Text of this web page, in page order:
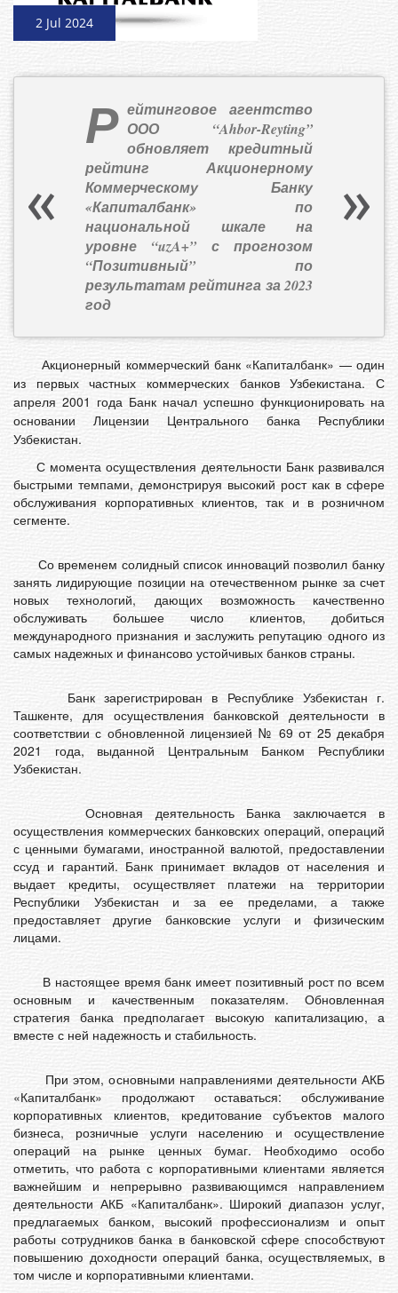
2 Jul 2024
Р ейтинговое агентство
ООО “Ahbor-Reyting”
обновляет кредитный
рейтинг Акционерному
Коммерческому Банку
«Капиталбанк» по
национальной шкале на
уровне “uzA+” с прогнозом
“Позитивный” по
результатам рейтинга за 2023
год
Акционерный коммерческий банк «Капиталбанк» — один
из первых частных коммерческих банков Узбекистана. С
апреля 2001 года Банк начал успешно функционировать на
основании Лицензии Центрального банка Республики
Узбекистан.
С момента осуществления деятельности Банк развивался
быстрыми темпами, демонстрируя высокий рост как в сфере
обслуживания корпоративных клиентов, так и в розничном
сегменте.
Со временем солидный список инноваций позволил банку
занять лидирующие позиции на отечественном рынке за счет
новых технологий, дающих возможность качественно
обслуживать большее число клиентов, добиться
международного признания и заслужить репутацию одного из
самых надежных и финансово устойчивых банков страны.
Банк зарегистрирован в Республике Узбекистан г.
Ташкенте, для осуществления банковской деятельности в
соответствии с обновленной лицензией № 69 от 25 декабря
2021 года, выданной Центральным Банком Республики
Узбекистан.
Основная деятельность Банка заключается в
осуществления коммерческих банковских операций, операций
с ценными бумагами, иностранной валютой, предоставлении
ссуд и гарантий. Банк принимает вкладов от населения и
выдает кредиты, осуществляет платежи на территории
Республики Узбекистан и за ее пределами, а также
предоставляет другие банковские услуги и физическим
лицами.
В настоящее время банк имеет позитивный рост по всем
основным и качественным показателям. Обновленная
стратегия банка предполагает высокую капитализацию, а
вместе с ней надежность и стабильность.
При этом, основными направлениями деятельности АКБ
«Капиталбанк» продолжают оставаться: обслуживание
корпоративных клиентов, кредитование субъектов малого
бизнеса, розничные услуги населению и осуществление
операций на рынке ценных бумаг. Необходимо особо
отметить, что работа с корпоративными клиентами является
важнейшим и непрерывно развивающимся направлением
деятельности АКБ «Капиталбанк». Широкий диапазон услуг,
предлагаемых банком, высокий профессионализм и опыт
работы сотрудников банка в банковской сфере способствуют
повышению доходности операций банка, осуществляемых, в
том числе и корпоративными клиентами.